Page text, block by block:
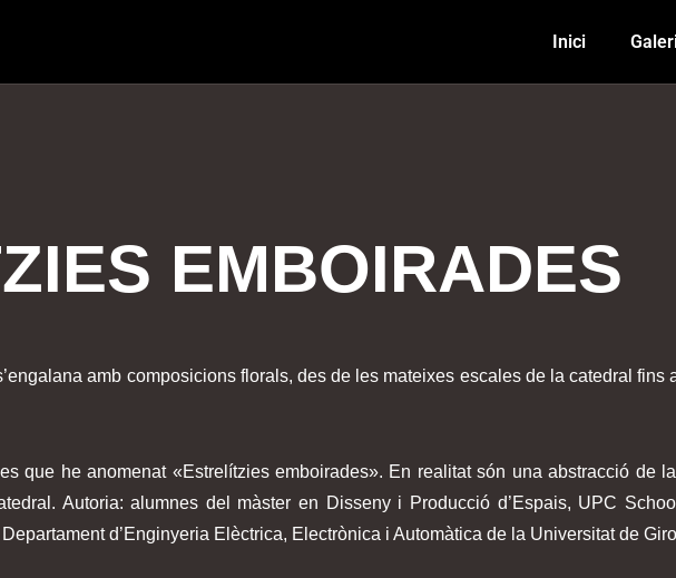
Inici
EMBOIRADES
amb composicions florals, des de les mateixes escales de la catedral fins
que he anomenat «Estrelítzies emboirades». En realitat són una abstracció de
Autoria: alumnes del màster en Disseny i Producció d’Espais, UPC
d’Enginyeria Elèctrica, Electrònica i Automàtica de la Universitat de